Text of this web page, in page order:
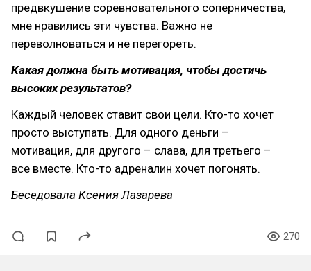
предвкушение соревновательного соперничества,
мне нравились эти чувства. Важно не
переволноваться и не перегореть.
Какая должна быть мотивация, чтобы достичь
высоких результатов?
Каждый человек ставит свои цели. Кто-то хочет
просто выступать. Для одного деньги –
мотивация, для другого – слава, для третьего –
все вместе. Кто-то адреналин хочет погонять.
Беседовала Ксения Лазарева
270